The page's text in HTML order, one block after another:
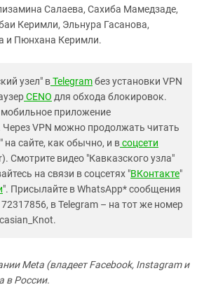
Салаева, Сахиба Мамедзаде,
Керимли, Эльнура Гасанова,
и Пюнхана Керимли.
узел" вTelegramбез установки VPN
CENO для обхода блокировок.
приложение
Через VPN можно продолжать читать
на сайте, как обычно, и всоцсети
Смотрите видео "Кавказского узла"
на связи в соцсетях "ВКонтакте"
". Присылайте в WhatsApp* сообщения
в Telegram – на тот же номер
Meta (владеет Facebook, Instagram и
в России.